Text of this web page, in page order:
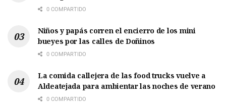
0 COMPARTIDO
Niños y papás corren el encierro de los mini
bueyes por las calles de Doñinos
0 COMPARTIDO
La comida callejera de las food trucks vuelve a
Aldeatejada para ambientar las noches de verano
0 COMPARTIDO